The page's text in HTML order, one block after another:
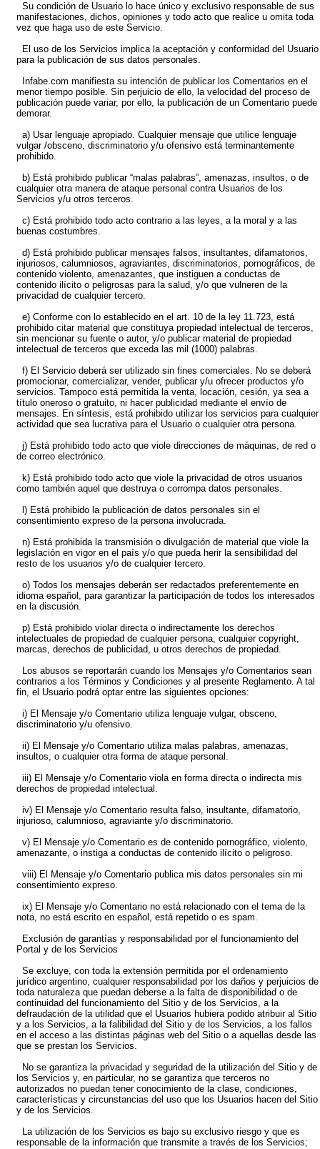
Su condición de Usuario lo hace único y exclusivo responsable de sus
manifestaciones, dichos, opiniones y todo acto que realice u omita toda
vez que haga uso de este Servicio.
El uso de los Servicios implica la aceptación y conformidad del Usuario
para la publicación de sus datos personales.
Infabe.com manifiesta su intención de publicar los Comentarios en el
menor tiempo posible. Sin perjuicio de ello, la velocidad del proceso de
publicación puede variar, por ello, la publicación de un Comentario puede
demorar.
a) Usar lenguaje apropiado. Cualquier mensaje que utilice lenguaje
vulgar /obsceno, discriminatorio y/u ofensivo está terminantemente
prohibido.
b) Está prohibido publicar “malas palabras”, amenazas, insultos, o de
cualquier otra manera de ataque personal contra Usuarios de los
Servicios y/u otros terceros.
c) Está prohibido todo acto contrario a las leyes, a la moral y a las
buenas costumbres.
d) Está prohibido publicar mensajes falsos, insultantes, difamatorios,
injuriosos, calumniosos, agraviantes, discriminatorios, pornográficos, de
contenido violento, amenazantes, que instiguen a conductas de
contenido ilícito o peligrosas para la salud, y/o que vulneren de la
privacidad de cualquier tercero.
e) Conforme con lo establecido en el art. 10 de la ley 11.723, está
prohibido citar material que constituya propiedad intelectual de terceros,
sin mencionar su fuente o autor, y/o publicar material de propiedad
intelectual de terceros que exceda las mil (1000) palabras.
f) El Servicio deberá ser utilizado sin fines comerciales. No se deberá
promocionar, comercializar, vender, publicar y/u ofrecer productos y/o
servicios. Tampoco está permitida la venta, locación, cesión, ya sea a
título oneroso o gratuito, ni hacer publicidad mediante el envío de
mensajes. En síntesis, está prohibido utilizar los servicios para cualquier
actividad que sea lucrativa para el Usuario o cualquier otra persona.
j) Está prohibido todo acto que viole direcciones de máquinas, de red o
de correo electrónico.
k) Está prohibido todo acto que viole la privacidad de otros usuarios
como también aquel que destruya o corrompa datos personales.
l) Está prohibido la publicación de datos personales sin el
consentimiento expreso de la persona involucrada.
n) Está prohibida la transmisión o divulgación de material que viole la
legislación en vigor en el país y/o que pueda herir la sensibilidad del
resto de los usuarios y/o de cualquier tercero.
o) Todos los mensajes deberán ser redactados preferentemente en
idioma español, para garantizar la participación de todos los interesados
en la discusión.
p) Está prohibido violar directa o indirectamente los derechos
intelectuales de propiedad de cualquier persona, cualquier copyright,
marcas, derechos de publicidad, u otros derechos de propiedad.
Los abusos se reportarán cuando los Mensajes y/o Comentarios sean
contrarios a los Términos y Condiciones y al presente Reglamento. A tal
fin, el Usuario podrá optar entre las siguientes opciones:
i) El Mensaje y/o Comentario utiliza lenguaje vulgar, obsceno,
discriminatorio y/u ofensivo.
ii) El Mensaje y/o Comentario utiliza malas palabras, amenazas,
insultos, o cualquier otra forma de ataque personal.
iii) El Mensaje y/o Comentario viola en forma directa o indirecta mis
derechos de propiedad intelectual.
iv) El Mensaje y/o Comentario resulta falso, insultante, difamatorio,
injurioso, calumnioso, agraviante y/o discriminatorio.
v) El Mensaje y/o Comentario es de contenido pornográfico, violento,
amenazante, o instiga a conductas de contenido ilícito o peligroso.
viii) El Mensaje y/o Comentario publica mis datos personales sin mi
consentimiento expreso.
ix) El Mensaje y/o Comentario no está relacionado con el tema de la
nota, no está escrito en español, está repetido o es spam.
Exclusión de garantías y responsabilidad por el funcionamiento del
Portal y de los Servicios
Se excluye, con toda la extensión permitida por el ordenamiento
jurídico argentino, cualquier responsabilidad por los daños y perjuicios de
toda naturaleza que puedan deberse a la falta de disponibilidad o de
continuidad del funcionamiento del Sitio y de los Servicios, a la
defraudación de la utilidad que el Usuarios hubiera podido atribuir al Sitio
y a los Servicios, a la falibilidad del Sitio y de los Servicios, a los fallos
en el acceso a las distintas páginas web del Sitio o a aquellas desde las
que se prestan los Servicios.
No se garantiza la privacidad y seguridad de la utilización del Sitio y de
los Servicios y, en particular, no se garantiza que terceros no
autorizados no puedan tener conocimiento de la clase, condiciones,
características y circunstancias del uso que los Usuarios hacen del Sitio
y de los Servicios.
La utilización de los Servicios es bajo su exclusivo riesgo y que es
responsable de la información que transmite a través de los Servicios;